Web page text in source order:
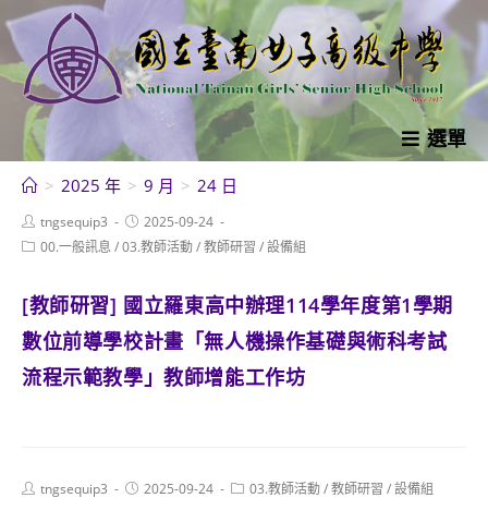
跳
轉
至
內
選單
> 2025 年 > 9 月 > 24 日
Post
author:
tngsequip3
Post
published:
2025-09-24
Post00.一般訊息 /03.教師活動/教師研習 /設備組
[教師研習] 國立羅東高中辦理114學年度第1學期
數位前導學校計畫「無人機操作基礎與術科考試
流程示範教學」教師增能工作坊
Posttngsequip3
Post2025-09-24
Post03.教師活動/教師研習 /設備組